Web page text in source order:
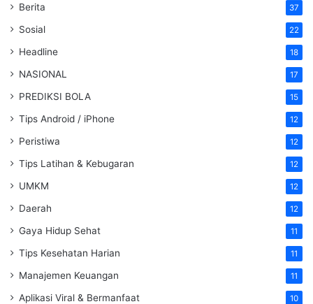
Berita 37
Sosial 22
Headline 18
NASIONAL 17
PREDIKSI BOLA 15
Tips Android / iPhone 12
Peristiwa 12
Tips Latihan & Kebugaran 12
UMKM 12
Daerah 12
Gaya Hidup Sehat 11
Tips Kesehatan Harian 11
Manajemen Keuangan 11
Aplikasi Viral & Bermanfaat 10